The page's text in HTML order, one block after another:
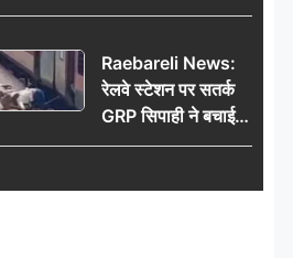
को वितरित किए गए छाते
Raebareli News:
रेलवे स्टेशन पर सतर्क
GRP सिपाही ने बचाई
महिला की जान, चलती
हादसा टला; घटना